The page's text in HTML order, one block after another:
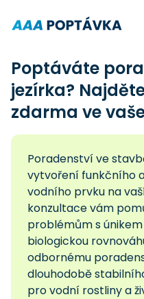
Poptáváte
jezírka?
zdarma ve
Poradenství ve
vytvoření funkčního
vodního prvku na
konzultace vám
problémům s
biologickou
odbornému
dlouhodobě
pro vodní rostliny a